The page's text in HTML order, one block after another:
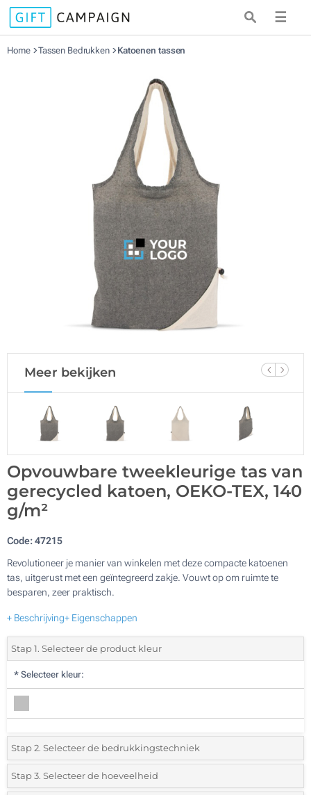
☰
Home Tassen Bedrukken Katoenen tassen
Meer bekijken
Opvouwbare tweekleurige tas van
gerecycled katoen, OEKO-TEX, 140
g/m²
Code:47215
Revolutioneer je manier van winkelen met deze compacte katoenen
tas, uitgerust met een geïntegreerd zakje. Vouwt op om ruimte te
besparen, zeer praktisch.
+ Beschrijving+ Eigenschappen
Stap 1. Selecteer de product kleur
* Selecteer kleur:
Stap 2. Selecteer de bedrukkingstechniek
*Selecteer de bedrukking en kleuren van het logo:
Stap 3. Selecteer de hoeveelheid